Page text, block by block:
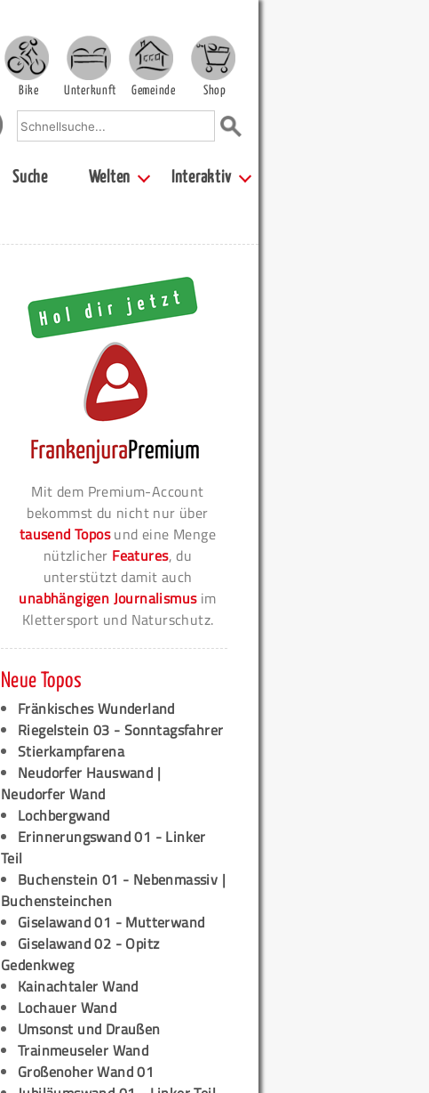
Bike Unterkunft Gemeinde Shop
Suche Welten Interaktiv
Mit dem Premium-Account
bekommst du nicht nur über
tausend Toposund eine Menge
nützlicher Features, du
unterstützt damit auch
unabhängigen Journalismusim
Klettersport und Naturschutz.
Neue Topos
Fränkisches Wunderland
Riegelstein 03 - Sonntagsfahrer
Stierkampfarena
Neudorfer Hauswand |
Neudorfer Wand
Lochbergwand
Erinnerungswand 01 - Linker
Teil
Buchenstein 01 - Nebenmassiv |
Buchensteinchen
Giselawand 01 - Mutterwand
Giselawand 02 - Opitz
Gedenkweg
Kainachtaler Wand
Lochauer Wand
Umsonst und Draußen
Trainmeuseler Wand
Großenoher Wand 01